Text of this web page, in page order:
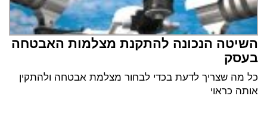
השיטה הנכונה להתקנת מצלמות האבטחה
בעסק
כל מה שצריך לדעת בכדי לבחור מצלמת אבטחה ולהתקין
אותה כראוי